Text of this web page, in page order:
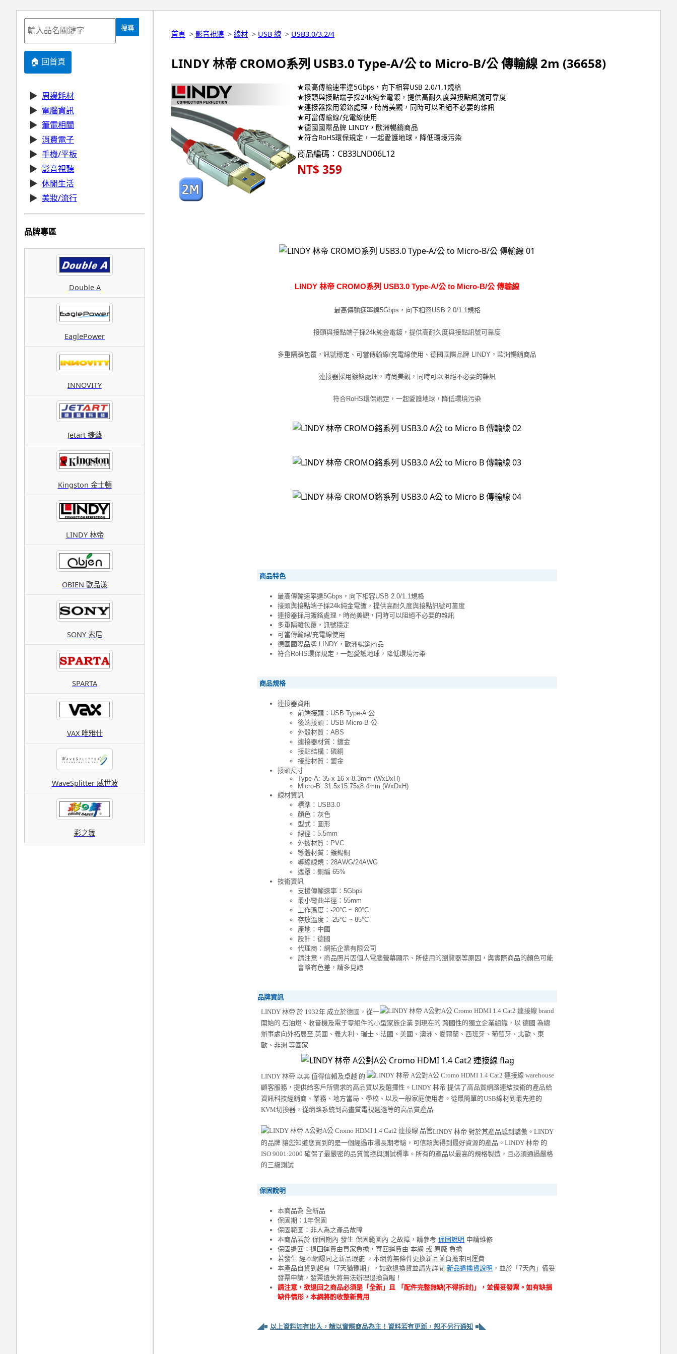
搜尋
🏠 回首頁
▶ 周邊耗材
▶ 電腦資訊
▶ 筆電相關
▶ 消費電子
▶ 手機/平板
▶ 影音視聽
▶ 休閒生活
▶ 美妝/流行
品牌專區
Double A
EaglePower
INNOVITY
Jetart 捷藝
Kingston 金士頓
LINDY 林帝
OBIEN 歐品漾
SONY 索尼
SPARTA
VAX 唯雅仕
WaveSplitter 威世波
彩之舞
首頁 > 影音視聽 > 線材 > USB 線 > USB3.0/3.2/4
LINDY 林帝 CROMO系列 USB3.0 Type-A/公 to Micro-B/公 傳輸線 2m (36658)
★最高傳輸速率達5Gbps，向下相容USB 2.0/1.1規格
★接頭與接點端子採24k純金電鍍，提供高耐久度與接點訊號可靠度
★連接器採用鍍鉻處理，時尚美觀，同時可以阻絕不必要的雜訊
★可當傳輸線/充電線使用
★德國國際品牌 LINDY，歐洲暢銷商品
★符合RoHS環保規定，一起愛護地球，降低環境污染
商品編碼：CB33LND06L12
NT$ 359
LINDY 林帝 CROMO系列 USB3.0 Type-A/公 to Micro-B/公 傳輸線
最高傳輸速率達5Gbps，向下相容USB 2.0/1.1規格
接頭與接點端子採24k純金電鍍，提供高耐久度與接點訊號可靠度
多重隔離包覆，訊號穩定、可當傳輸線/充電線使用、德國國際品牌 LINDY，歐洲暢銷商品
連接器採用鍍鉻處理，時尚美觀，同時可以阻絕不必要的雜訊
符合RoHS環保規定，一起愛護地球，降低環境污染
商品特色
最高傳輸速率達5Gbps，向下相容USB 2.0/1.1規格
接頭與接點端子採24k純金電鍍，提供高耐久度與接點訊號可靠度
連接器採用鍍鉻處理，時尚美觀，同時可以阻絕不必要的雜訊
多重隔離包覆，訊號穩定
可當傳輸線/充電線使用
德國國際品牌 LINDY，歐洲暢銷商品
符合RoHS環保規定，一起愛護地球，降低環境污染
商品規格
連接器資訊
前端接頭：USB Type-A 公
後端接頭：USB Micro-B 公
外殼材質：ABS
連接器材質：鍍金
接點結構：磷銅
接點材質：鍍金
接頭尺寸
Type-A: 35 x 16 x 8.3mm (WxDxH)
Micro-B: 31.5x15.75x8.4mm (WxDxH)
線材資訊
標準：USB3.0
顏色：灰色
型式：圓形
線徑：5.5mm
外被材質：PVC
導體材質：鍍錫銅
導線線規：28AWG/24AWG
遮罩：銅編 65%
技術資訊
支援傳輸速率：5Gbps
最小彎曲半徑：55mm
工作溫度：-20°C ~ 80°C
存放溫度：-25°C ~ 85°C
產地：中國
設計：德國
代理商：網拓企業有限公司
請注意，商品照片因個人電腦螢幕顯示、所使用的瀏覽器等原因，與實際商品的顏色可能
會略有色差，請多見諒
品牌資訊
LINDY 林帝 於 1932年 成立於德國，從一
開始的 石油燈、收音機及電子零組件的小型家族企業 到現在的 跨國性的獨立企業組織，以 德國 為總
辦事處向外拓展至 英國、義大利、瑞士、法國、美國、澳洲、愛爾蘭、西班牙、葡萄牙、北歐、東
歐、非洲 等國家
LINDY 林帝 以其 值得信賴及卓越 的
顧客服務，提供給客戶所需求的高品質以及選擇性。LINDY 林帝 提供了高品質網路連結技術的產品給
資訊科技經銷商、業務、地方當局、學校、以及一般家庭使用者。從最簡單的USB線材到最先進的
KVM切換器，從網路系統到高畫質電視週邊等的高品質產品
LINDY 林帝 對於其產品感到驕傲。LINDY
的品牌 讓您知道您買到的是一個經過市場長期考驗，可信賴與得到最好資源的產品。LINDY 林帝 的
ISO 9001:2000 確保了最嚴密的品質管控與測試標準。所有的產品以最高的規格製造，且必須通過嚴格
的三級測試
保固說明
本商品為 全新品
保固期：1年保固
保固範圍：非人為之產品故障
本商品若於 保固期內 發生 保固範圍內 之故障，請參考 保固說明 申請維修
保固退回：退回運費由買家負擔，寄回運費由 本網 或 原廠 負擔
若發生 經本網認同之新品瑕疵 ，本網將無條件更換新品並負擔來回運費
本產品自貨到起有「7天猶豫期」，如欲退換貨並請先詳閱 新品退換貨說明 ，並於「7天內」備妥
發票申請，發票遺失將無法辦理退換貨喔！
請注意，欲退回之商品必須是「全新」且 「配件完整無缺(不得拆封)」，並備妥發票。如有缺損
缺件情形，本網將酌收整新費用
◢■ 以上資料如有出入，請以實際商品為主！資料若有更新，恕不另行通知 ■◣